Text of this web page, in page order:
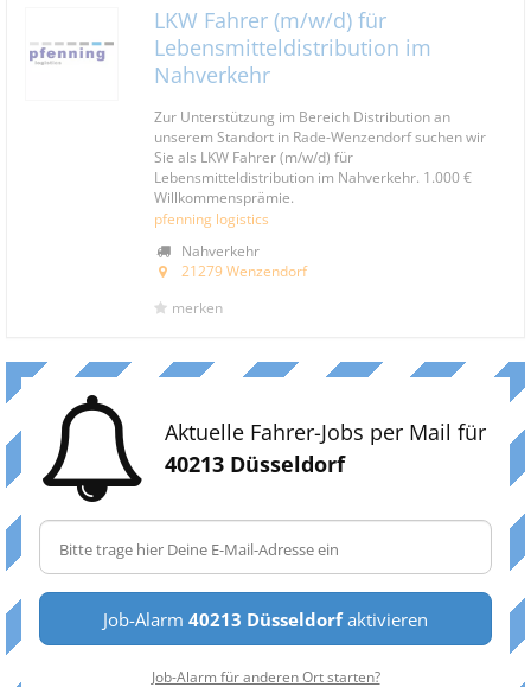
LKW Fahrer (m/w/d) für
Lebensmitteldistribution im
Nahverkehr
Zur Unterstützung im Bereich Distribution an
unserem Standort in Rade-Wenzendorf suchen wir
Sie als LKW Fahrer (m/w/d) für
Lebensmitteldistribution im Nahverkehr. 1.000 €
Willkommensprämie.
pfenning logistics
Nahverkehr
21279 Wenzendorf
merken
Aktuelle Fahrer-Jobs per Mail für
40213 Düsseldorf
Job-Alarm 40213 Düsseldorfaktivieren
Job-Alarm für anderen Ort starten?